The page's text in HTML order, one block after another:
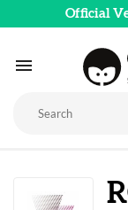
Official
